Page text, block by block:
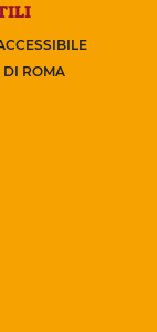
DI ROMA